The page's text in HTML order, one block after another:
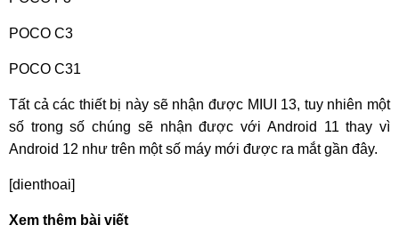
POCO C3
POCO C31
Tất cả các thiết bị này sẽ nhận được MIUI 13, tuy nhiên một
số trong số chúng sẽ nhận được với Android 11 thay vì
Android 12 như trên một số máy mới được ra mắt gần đây.
[dienthoai]
Xem thêm bài viết